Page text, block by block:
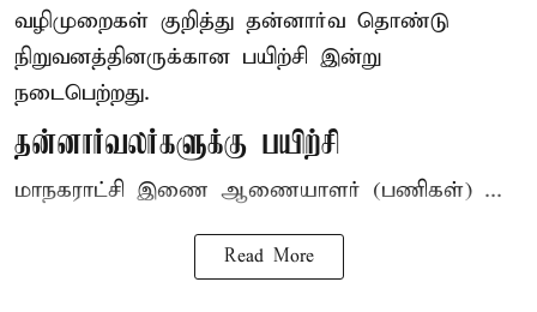
வழிமுறைகள் குறித்து தன்னார்வ தொண்டு
நிறுவனத்தினருக்கான பயிற்சி இன்று
நடைபெற்றது.
தன்னார்வலர்களுக்கு பயிற்சி
மாநகராட்சி இணை ஆணையாளர் (பணிகள்) ...
Read More